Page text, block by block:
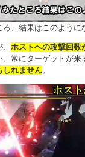
、結果はこのように
ホストへの攻撃回数
常にターゲットが来
しれません。